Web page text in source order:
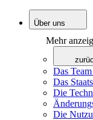
Über uns
Mehr
Das
Das
Die
Die